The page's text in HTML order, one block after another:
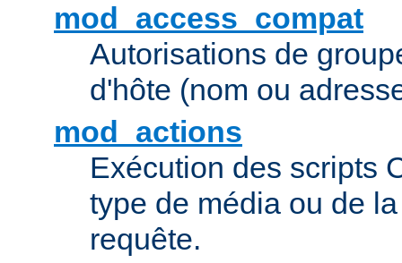
mod_access_compat
Autorisations de
d'hôte (nom ou
mod_actions
Exécution des scripts
type de média ou de
requête.